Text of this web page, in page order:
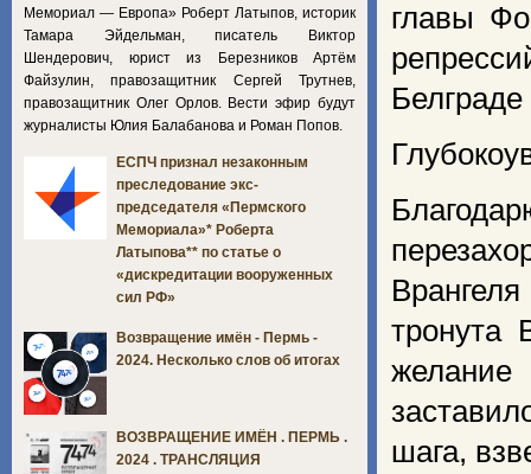
главы
Белграде
тронута
шага,
Мемориал — Европа» Роберт Латыпов, историк
Тамара Эйдельман, писатель Виктор
Шендерович, юрист из Березников Артём
Файзулин, правозащитник Сергей Трутнев,
правозащитник Олег Орлов. Вести эфир будут
журналисты Юлия Балабанова и Роман Попов.
ЕСПЧ признал незаконным
преследование экс-
председателя «Пермского
Мемориала»* Роберта
Латыпова** по статье о
«дискредитации вооруженных
сил РФ»
Возвращение имён - Пермь -
2024. Несколько слов об итогах
ВОЗВРАЩЕНИЕ ИМЁН . ПЕРМЬ .
2024 . ТРАНСЛЯЦИЯ